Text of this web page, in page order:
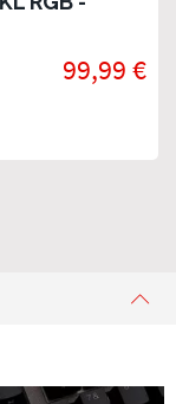
99,99 €